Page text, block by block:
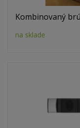
Kombinovaný
na sklade